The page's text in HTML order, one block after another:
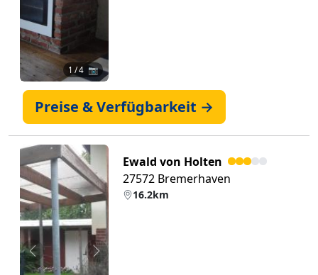
1 / 4 📷
Preise & Verfügbarkeit →
Zurück Weiter
Ewald von Holten
27572 Bremerhaven
16.2km